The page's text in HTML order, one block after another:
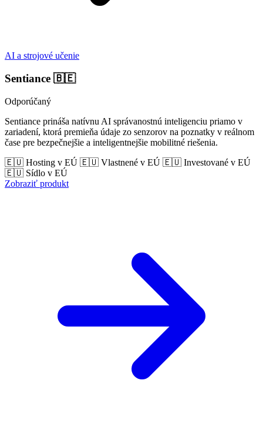
AI a strojové učenie
Sentiance 🇧🇪
Odporúčaný
Sentiance prináša natívnu AI správanostnú inteligenciu priamo v
zariadení, ktorá premieňa údaje zo senzorov na poznatky v reálnom
čase pre bezpečnejšie a inteligentnejšie mobilitné riešenia.
🇪🇺 Hosting v EÚ 🇪🇺 Vlastnené v EÚ 🇪🇺 Investované v EÚ
🇪🇺 Sídlo v EÚ
Zobraziť produkt